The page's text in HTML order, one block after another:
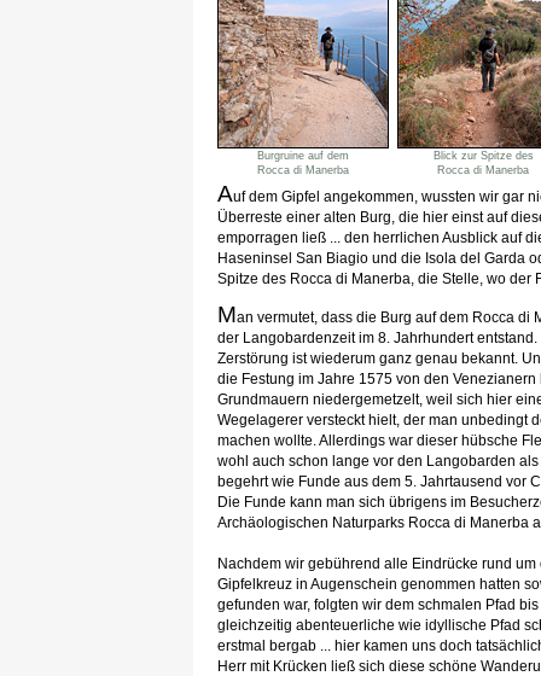
Burgruine auf dem
Rocca di Manerba
Blick zur Spitze des
Rocca di Manerba
Auf dem Gipfel angekommen, wussten wir gar
Überreste einer alten Burg, die hier einst auf
emporragen ließ ... den herrlichen Ausblick auf
Haseninsel San Biagio und die Isola del Garda
Spitze des Rocca di Manerba, die Stelle, wo der
Man vermutet, dass die Burg auf dem Rocca di
der Langobardenzeit im 8. Jahrhundert
Zerstörung ist wiederum ganz genau bekannt.
die Festung im Jahre 1575 von den Venezianern
Grundmauern niedergemetzelt, weil sich hier
Wegelagerer versteckt hielt, der man unbedingt
machen wollte. Allerdings war dieser hübsche
wohl auch schon lange vor den Langobarden
begehrt wie Funde aus dem 5. Jahrtausend vor
Die Funde kann man sich übrigens im
Archäologischen Naturparks Rocca di Manerba
Nachdem wir gebührend alle Eindrücke rund um
Gipfelkreuz in Augenschein genommen hatten
gefunden war, folgten wir dem schmalen Pfad
gleichzeitig abenteuerliche wie idyllische Pfad
erstmal bergab ... hier kamen uns doch
Herr mit Krücken ließ sich diese schöne